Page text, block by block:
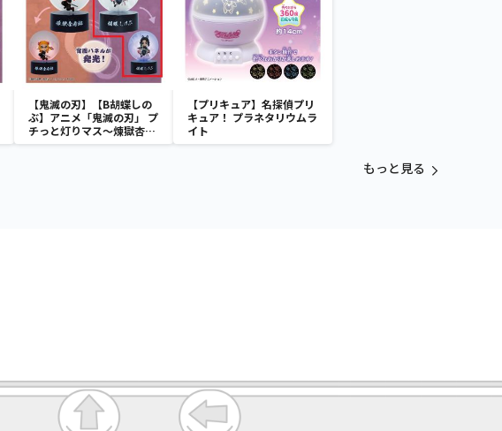
【鬼滅の刃】【B胡蝶しの
ぶ】アニメ「鬼滅の刃」 プ
チっと灯りマス～煉獄杏寿
郎・胡蝶しのぶ～
【プリキュア】名探偵プリ
キュア！ プラネタリウムラ
イト
もっと見る